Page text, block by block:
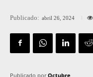
Publicado: abril 26, 2024
Publicado por Octubre